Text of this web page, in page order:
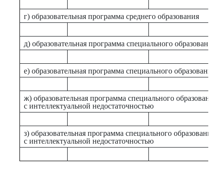
г) образовательная программа среднего образования
д) образовательная программа специального
е) образовательная программа специального
ж) образовательная программа специального
с интеллектуальной недостаточностью
з) образовательная программа специального
с интеллектуальной недостаточностью